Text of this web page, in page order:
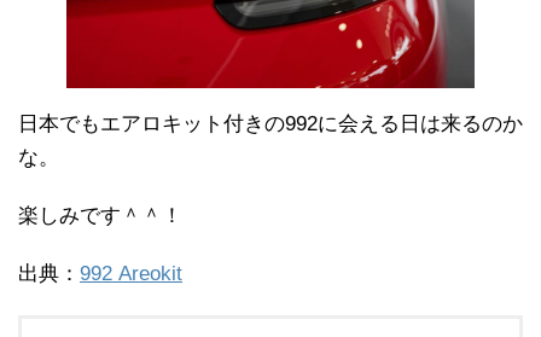
日本でもエアロキット付きの992に会える日は来るのか
な。
楽しみです＾＾！
出典： 992 Areokit